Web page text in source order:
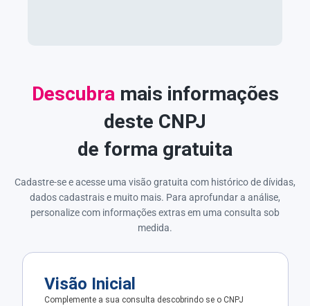
Descubra mais informações
deste CNPJ
de forma gratuita
Cadastre-se e acesse uma visão gratuita com histórico de dívidas,
dados cadastrais e muito mais. Para aprofundar a análise,
personalize com informações extras em uma consulta sob
medida.
Visão Inicial
Complemente a sua consulta descobrindo se o CNPJ